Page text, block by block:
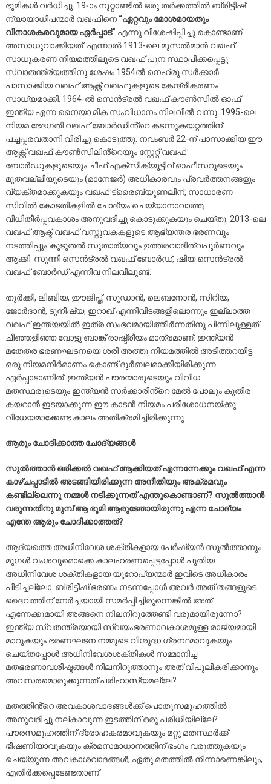
ഭൂമികൾ വർധിച്ചു. 19-ാം നൂറ്റാണ്ടിൽ ഒരു തർക്കത്തിൽ ബ്രിട്ടിഷ്
ന്യായാധിപന്മാർ വഖഫിനെ “ഏറ്റവും മോശമായതും
വിനാശകരവുമായ ഏർപ്പാട്” എന്നു വിശേഷിപ്പിച്ചു കൊണ്ടാണ്
അസാധുവാക്കിയത്. എന്നാൽ 1913-ലെ മുസൽമാൻ വഖഫ്
സാധൂകരണ നിയമത്തിലൂടെ വഖഫ് പുന:സ്ഥാപിക്കപ്പെട്ടു.
സ്വാതന്ത്ര്യത്തിനു ശേഷം 1954ൽ നെഹ്രു സർക്കാർ
പാസാക്കിയ വഖഫ് ആക്റ്റ് വഖഫുകളുടെ കേന്ദ്രീകരണം
സാധ്യമാക്കി. 1964-ൽ സെൻട്രൽ വഖഫ് കൗൺസിൽ ഓഫ്
ഇന്ത്യ എന്ന നൈയാ മിക സംവിധാനം നിലവിൽ വന്നു. 1995-ലെ
നിയമ ഭേദഗതി വഖഫ് ബോർഡിൻ്റെ കടന്നുകയറ്റത്തിന്
പച്ചപ്പരവതാനി വിരിച്ചു കൊടുത്തു. നവംബർ 22-ന് പാസാക്കിയ ഈ
ആക്റ്റ് വഖഫ് കൗൺസിലിൻ്റെയും സ്റ്റേറ്റ് വഖഫ്
ബോർഡുകളുടെയും ചീഫ് എക്സിക്യൂട്ടിവ് ഓഫീസറുടെയും
മുതവല്ലിയുടെയും (മാനേജർ) അധികാരവും പ്രവർത്തനങ്ങളും
വ്യക്തമാക്കുകയും വഖഫ് ട്രൈബ്യൂണലിന്, സാധാരണ
സിവിൽ കോടതികളിൽ ചോദ്യം ചെയ്യാനാവാത്ത,
വിധിതീർപ്പവകാശം അനുവദിച്ചു കൊടുക്കുകയും ചെയ്തു. 2013-ലെ
വഖഫ് ആക്ട് വഖഫ് വസ്തുവകകളുടെ ആഭ്യന്തര ഭരണവും
നടത്തിപ്പും കൂടുതൽ സുതാര്യവും ഉത്തരവാദിത്വപൂർണവും
ആക്കി. സുന്നി സെൻട്രൽ വഖഫ് ബോർഡ്, ഷിയ സെൻട്രൽ
വഖഫ് ബോർഡ് എന്നിവ നിലവിലുണ്ട്.
തുർക്കി, ലിബിയ, ഈജിപ്ത്, സുഡാൻ, ലെബനോൻ, സിറിയ,
ജോർദാൻ, ടുനീഷ്യ, ഇറാഖ് എന്നിവിടങ്ങളിലൊന്നും ഇല്ലാത്ത
വഖഫ് ഇന്ത്യയിൽ ഇത്ര സംഭവമായിത്തീർന്നതിനു പിന്നിലുള്ളത്
ചീഞ്ഞളിഞ്ഞ വോട്ടു ബാങ്ക് രാഷ്ട്രീയം മാത്രമാണ്. ഇന്ത്യൻ
മതേതര ഭരണഘടനയെ ശരി അത്തു നിയമത്തിൽ അടിത്തറയിട്ട
ഒരു നിയമനിർമാണം കൊണ്ട് ദുർബലമാക്കിയിരിക്കുന്ന
ഏർപ്പാടാണിത്. ഇന്ത്യൻ പൗരന്മാരുടെയും വിവിധ
മതസ്ഥരുടെയും ഇന്ത്യൻ സർക്കാരിൻ്റെ മേൽ പോലും കുതിര
കയറാൻ ഇടയാക്കുന്ന ഈ കാടൻ നിയമം പരിശോധനയ്ക്കു
വിധേയമാക്കേണ്ട കാലം അതിക്രമിച്ചിരിക്കുന്നു.
ആരും ചോദിക്കാത്ത ചോദ്യങ്ങൾ
സുൽത്താൻ ഒരിക്കൽ വഖഫ് ആക്കിയത് എന്നന്നേക്കും വഖഫ് എന്ന
കാഴ്ചപ്പാടിൽ അടങ്ങിയിരിക്കുന്ന അനീതിയും അക്രമവും
കണ്ടില്ലെന്നു നമ്മൾ നടിക്കുന്നത് എന്തുകൊണ്ടാണ്? സുൽത്താൻ
വരുന്നതിനു മുമ്പ് ആ ഭൂമി ആരുടേതായിരുന്നു എന്ന ചോദ്യം
എന്തേ ആരും ചോദിക്കാത്തത്?
ആദ്യത്തെ അധിനിവേശ ശക്തികളായ പേർഷ്യൻ സുൽത്താനും
മുഗൾ വംശവുമൊക്കെ കാലഹരണപ്പെട്ടപ്പോൾ പുതിയ
അധിനിവേശ ശക്തികളായ യൂറോപ്യന്മാർ ഇവിടെ അധികാരം
പിടിച്ചല്ലോ. ബ്രിട്ടീഷ് ഭരണം നടന്നപ്പോൾ അവർ അത് തങ്ങളുടെ
ദൈവത്തിന് നേർച്ചയായി സമർപ്പിച്ചിരുന്നെങ്കിൽ അത്
എന്നേക്കുമായി അങ്ങനെ നിലനിറുത്തേണ്ടി വരുമായിരുന്നോ?
ഇന്ത്യ സ്വതന്ത്രയായി സ്വയംഭരണാവകാശമുള്ള രാജ്യമായി
മാറുകയും ഭരണഘടന നമ്മുടെ വിശുദ്ധ ഗ്രന്ഥമാവുകയും
ചെയ്തപ്പോൾ അധിനിവേശശക്തികൾ സമ്മാനിച്ച
മതഭരണാവശിഷ്ടങ്ങൾ നിലനിറുത്താനും അത് വിപുലീകരിക്കാനും
അവസരമൊരുക്കുന്നത് പരിഹാസ്യമല്ലേ?
മതത്തിൻ്റെ അവകാശവാദങ്ങൾക്ക് പൊതുസമൂഹത്തിൽ
അനുവദിച്ചു നല്കാവുന്ന ഇടത്തിന് ഒരു പരിധിയില്ലേ?
പൗരസമൂഹത്തിന് ദ്രോഹകരമാവുകയും മറ്റു മതസ്ഥർക്ക്
ഭീഷണിയാവുകയും ക്രമസമാധാനത്തിന് ഭംഗം വരുത്തുകയും
ചെയ്യുന്ന അവകാശവാദങ്ങൾ, ഏതു മതത്തിൽ നിന്നാണെങ്കിലും,
എതിർക്കപ്പെടേണ്ടതാണ്.